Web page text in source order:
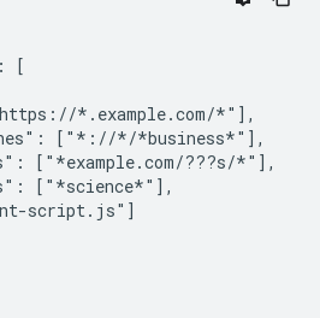
[
*.example.com/*"],
["*://*/*business*"],
["*example.com/???s/*"],
["*science*"],
script.js"]